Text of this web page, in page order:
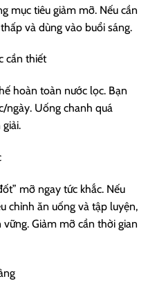
mục tiêu giảm mỡ. Nếu cần
và dùng vào buổi sáng.
cần thiết
hoàn toàn nước lọc. Bạn
ngày. Uống chanh quá
mỡ ngay tức khắc. Nếu
chỉnh ăn uống và tập luyện,
Giảm mỡ cần thời gian